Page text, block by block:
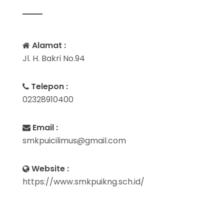
Alamat :
Jl. H. Bakri No.94
Telepon :
02328910400
Email :
smkpuicilimus@gmail.com
Website :
https://www.smkpuikng.sch.id/